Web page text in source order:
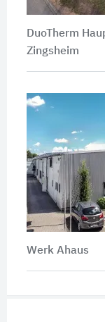
DuoTherm
Zingsheim
Werk Ahaus